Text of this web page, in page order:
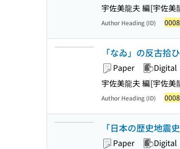
宇佐美龍夫 編[宇佐美
Author Heading (ID)
「なゐ」の反古拾ひ
Paper Digital
宇佐美龍夫 編[宇佐美
Author Heading (ID)
「日本の歴史地震
Paper Digital